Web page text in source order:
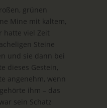
grünen
Mine mit kaltem,
hatte viel Zeit
Steine
und sie dann bei
dieses Gestein,
angenehm, wenn
ihm – das
sein Schatz